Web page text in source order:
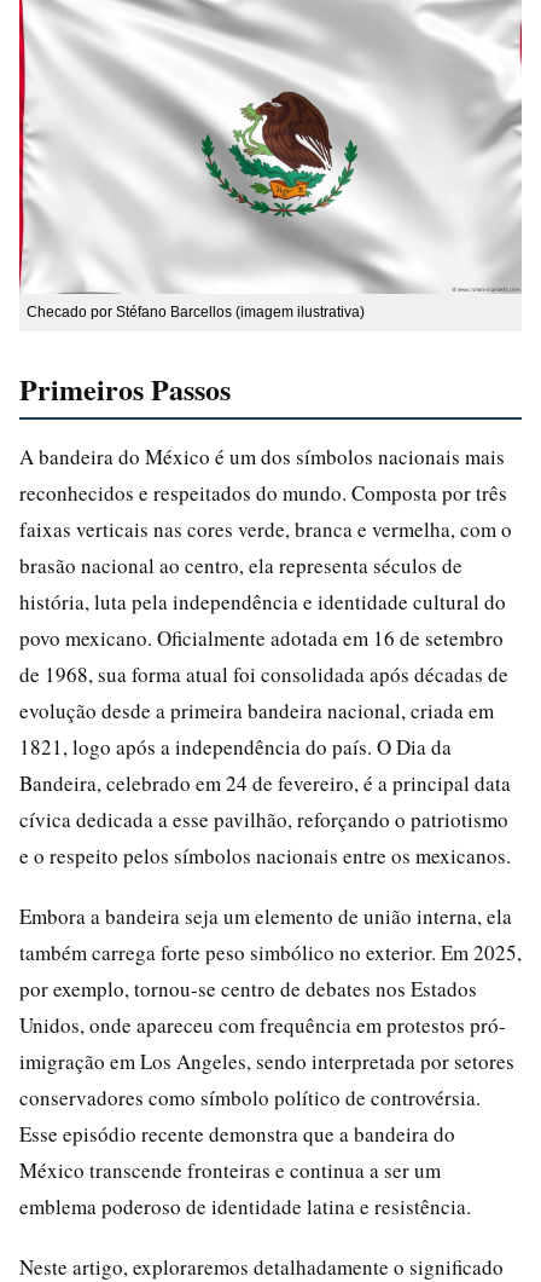
Checado por Stéfano Barcellos (imagem ilustrativa)
Primeiros Passos
A bandeira do México é um dos símbolos nacionais mais
reconhecidos e respeitados do mundo. Composta por três
faixas verticais nas cores verde, branca e vermelha, com o
brasão nacional ao centro, ela representa séculos de
história, luta pela independência e identidade cultural do
povo mexicano. Oficialmente adotada em 16 de setembro
de 1968, sua forma atual foi consolidada após décadas de
evolução desde a primeira bandeira nacional, criada em
1821, logo após a independência do país. O Dia da
Bandeira, celebrado em 24 de fevereiro, é a principal data
cívica dedicada a esse pavilhão, reforçando o patriotismo
e o respeito pelos símbolos nacionais entre os mexicanos.
Embora a bandeira seja um elemento de união interna, ela
também carrega forte peso simbólico no exterior. Em 2025,
por exemplo, tornou-se centro de debates nos Estados
Unidos, onde apareceu com frequência em protestos pró-
imigração em Los Angeles, sendo interpretada por setores
conservadores como símbolo político de controvérsia.
Esse episódio recente demonstra que a bandeira do
México transcende fronteiras e continua a ser um
emblema poderoso de identidade latina e resistência.
Neste artigo, exploraremos detalhadamente o significado